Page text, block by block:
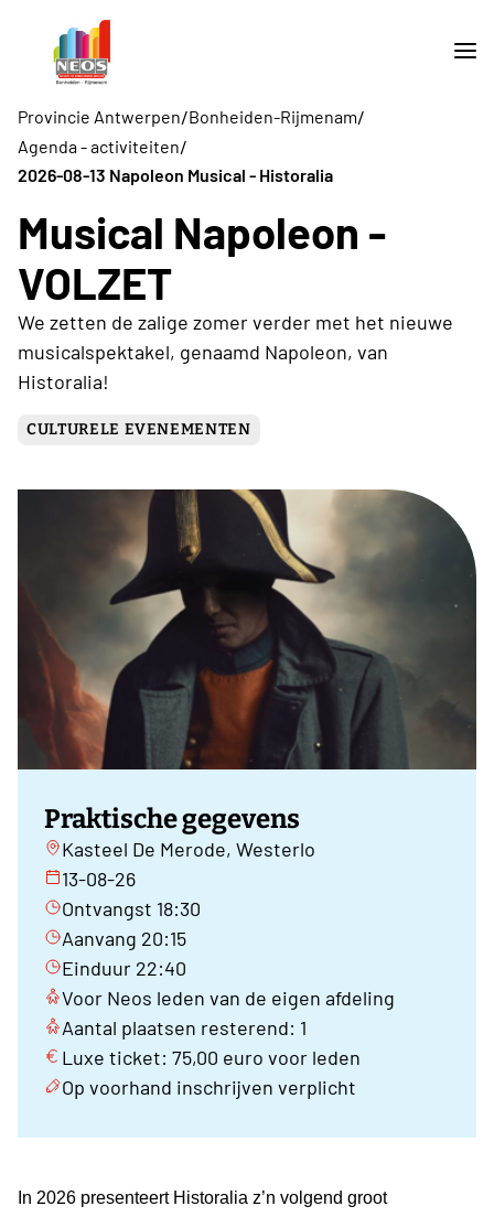
Provincie Antwerpen/Bonheiden-Rijmenam/
Agenda - activiteiten/
2026-08-13 Napoleon Musical - Historalia
Musical Napoleon -
VOLZET
We zetten de zalige zomer verder met het nieuwe
musicalspektakel, genaamd Napoleon, van
Historalia!
CULTURELE EVENEMENTEN
Praktische gegevens
Kasteel De Merode, Westerlo
13-08-26
Ontvangst 18:30
Aanvang 20:15
Einduur 22:40
Voor Neos leden van de eigen afdeling
Aantal plaatsen resterend: 1
Luxe ticket: 75,00 euro voor leden
Op voorhand inschrijven verplicht
In 2026 presenteert Historalia z’n volgend groot